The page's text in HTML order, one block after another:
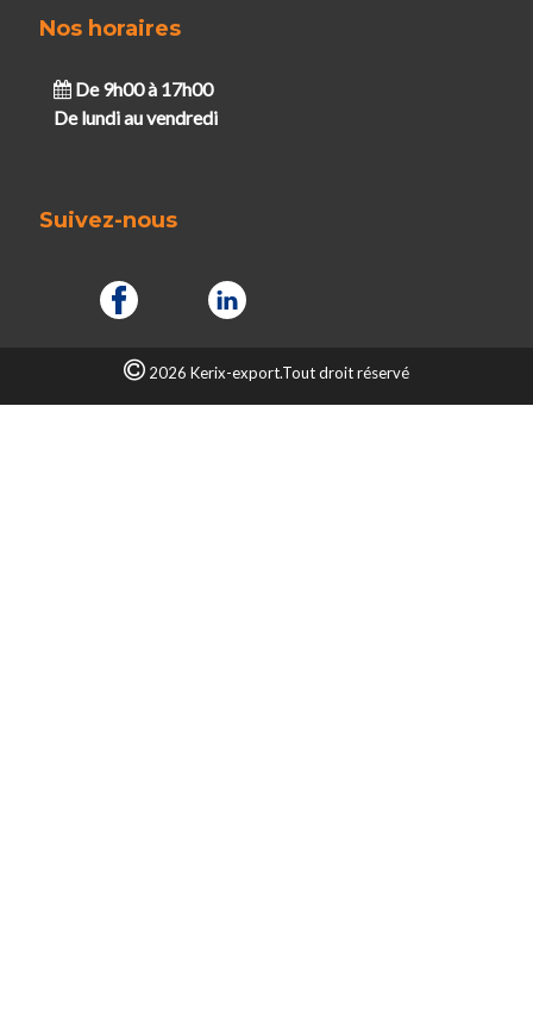
Nos horaires
De 9h00 à 17h00
De lundi au vendredi
Suivez-nous
2026 Kerix-export.Tout droit réservé